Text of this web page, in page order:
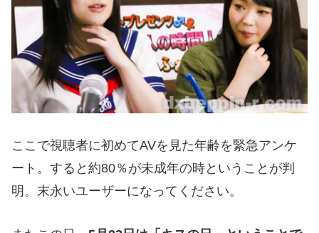
ここで視聴者に初めてAVを見た年齢を緊急アンケ
ート。すると約80％が未成年の時ということが判
明。末永いユーザーになってください。